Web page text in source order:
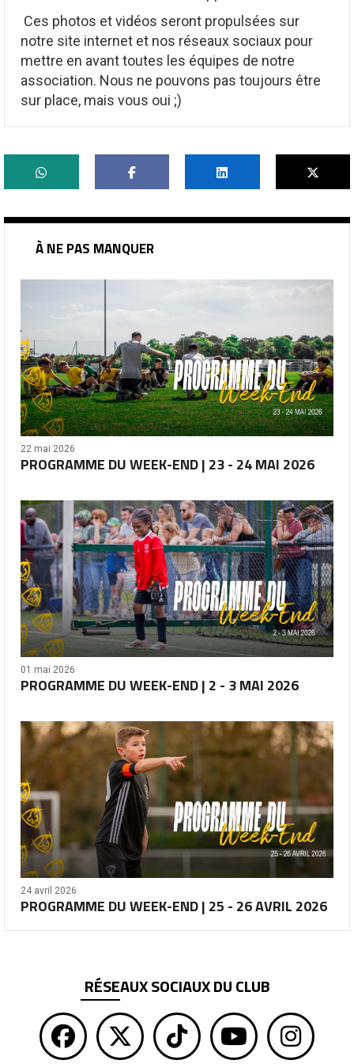
Ces photos et vidéos seront propulsées sur
notre site internet et nos réseaux sociaux pour
mettre en avant toutes les équipes de notre
association. Nous ne pouvons pas toujours être
sur place, mais vous oui ;)
À NE PAS MANQUER
22 mai 2026
PROGRAMME DU WEEK-END | 23 - 24 MAI 2026
01 mai 2026
PROGRAMME DU WEEK-END | 2 - 3 MAI 2026
24 avril 2026
PROGRAMME DU WEEK-END | 25 - 26 AVRIL 2026
RÉSEAUX SOCIAUX DU CLUB